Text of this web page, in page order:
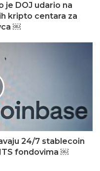
je DOJ udario na
kripto centara za
￼
24/7 stablecoin
fondovima ￼